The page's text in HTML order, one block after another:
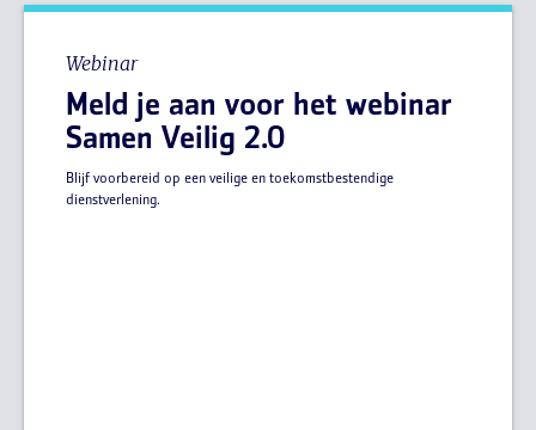
Webinar
Meld je aan voor het webinar
Samen Veilig 2.0
Blijf voorbereid op een veilige en toekomstbestendige
dienstverlening.